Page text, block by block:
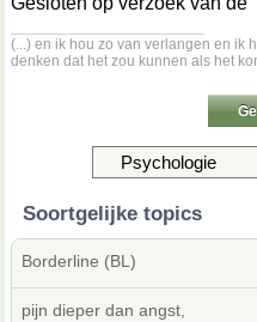
(...) en ik hou zo van verlangen en ik
denken dat het zou kunnen als het
Soortgelijke topics
Borderline (BL)
pijn dieper dan angst,